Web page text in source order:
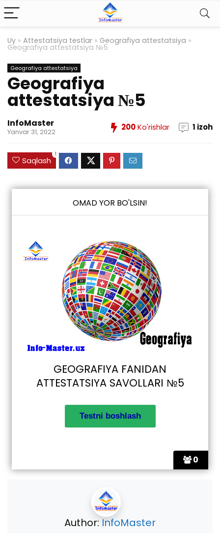
Uy » Attestatsiya testlar » Geografiya attestatsiya »
Geografiya attestatsiya №5
Geografiya attestatsiya
Geografiya
attestatsiya №5
InfoMaster
Yanvar 31, 2022 200Ko'rishlar 1 izoh
Saqlash
1
0
OMAD YOR BO'LSIN!
GEOGRAFIYA FANIDAN
ATTESTATSIYA SAVOLLARI №5
Author: InfoMaster